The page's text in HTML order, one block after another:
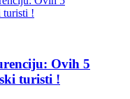
Ovih 5
turisti !